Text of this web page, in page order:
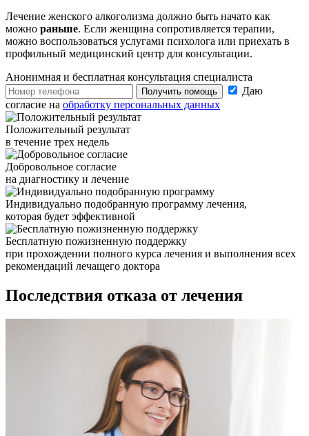
Лечение женского алкоголизма должно быть начато как
можно раньше. Если женщина сопротивляется терапии,
можно воспользоваться услугами психолога или приехать в
профильный медицинский центр для консультации.
Анонимная и бесплатная консультация специалиста
Получить помощь
Даю
согласие на обработку персональных данных
Положительный результат
в течение трех недель
Добровольное согласие
на диагностику и лечение
Индивидуально подобранную программу лечения,
которая будет эффективной
Бесплатную пожизненную поддержку
при прохождении полного курса лечения и выполнения всех
рекомендаций лечащего доктора
Последствия отказа от лечения